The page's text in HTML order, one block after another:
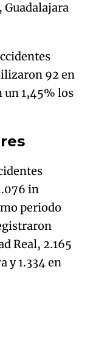
Guadalajara
92 en
un 1,45% los
in
periodo
Real, 2.165
y 1.334 en